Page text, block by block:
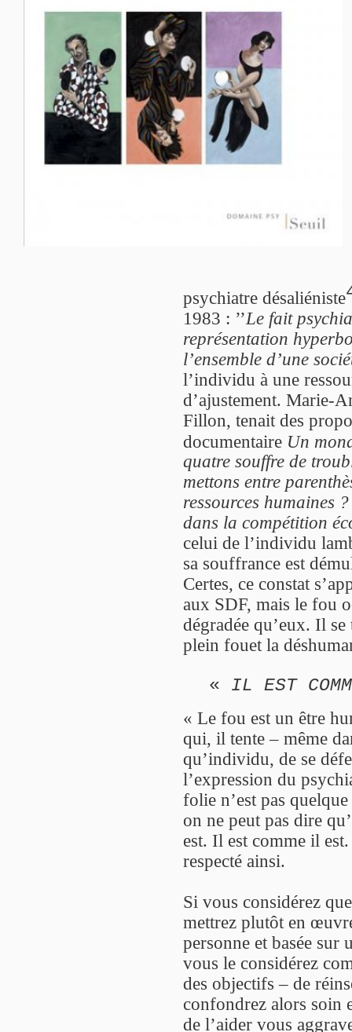
psychiatre désaliéniste
1983 : ’’Le fait
représentation
l’ensemble d’une
l’individu à une
d’ajustement. Marie-
Fillon, tenait des
documentaire Un
quatre souffre de
mettons entre
ressources humaines
dans la compétition
celui de l’individu
sa souffrance est
Certes, ce constat
aux SDF, mais le fou
dégradée qu’eux. Il
plein fouet la
« IL EST
« Le fou est un être
qui, il tente – même
qu’individu, de se
l’expression du
folie n’est pas
on ne peut pas dire
est. Il est comme il
respecté ainsi.
Si vous considérez
mettrez plutôt en
personne et basée sur
vous le considérez
des objectifs – de
confondrez alors soin
de l’aider vous